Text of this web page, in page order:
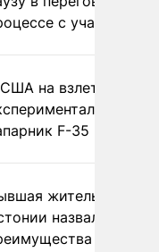
с участием
на взлете
F-35
жительница
назвала
России